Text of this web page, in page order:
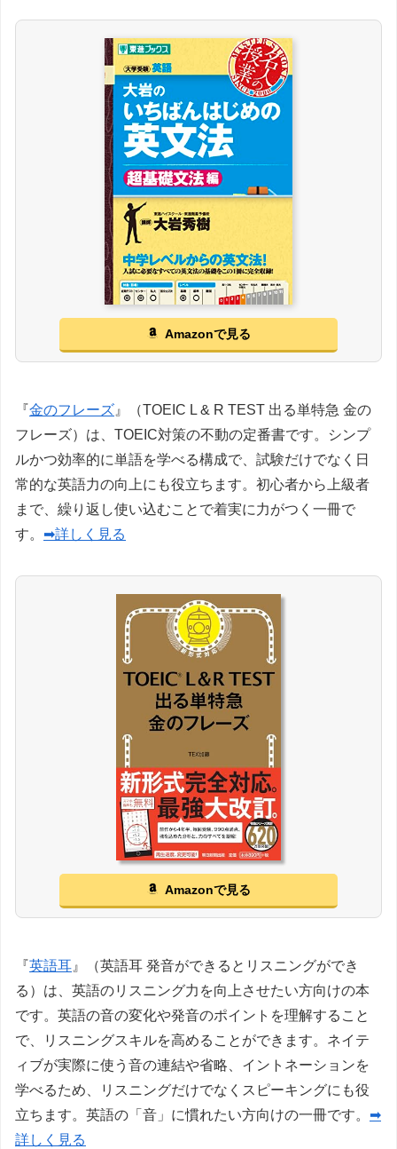
Amazonで見る
『金のフレーズ』（TOEIC L & R TEST 出る単特急 金の
フレーズ）は、TOEIC対策の不動の定番書です。シンプ
ルかつ効率的に単語を学べる構成で、試験だけでなく日
常的な英語力の向上にも役立ちます。初心者から上級者
まで、繰り返し使い込むことで着実に力がつく一冊で
す。 ➡詳しく見る
Amazonで見る
『英語耳』（英語耳 発音ができるとリスニングができ
る）は、英語のリスニング力を向上させたい方向けの本
です。英語の音の変化や発音のポイントを理解すること
で、リスニングスキルを高めることができます。ネイテ
ィブが実際に使う音の連結や省略、イントネーションを
学べるため、リスニングだけでなくスピーキングにも役
立ちます。英語の「音」に慣れたい方向けの一冊です。 ➡
詳しく見る